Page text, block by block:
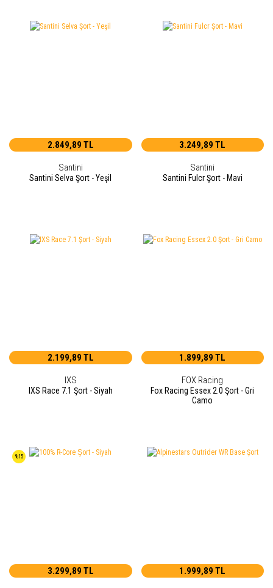
2.849,89 TL
Santini
Santini Selva Şort - Yeşil
3.249,89 TL
Santini
Santini Fulcr Şort - Mavi
2.199,89 TL
IXS
IXS Race 7.1 Şort - Siyah
1.899,89 TL
FOX Racing
Fox Racing Essex 2.0 Şort - Gri
Camo
%15
3.299,89 TL 1.999,89 TL